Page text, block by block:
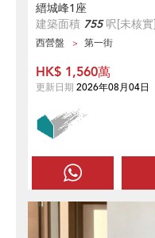
縉城峰1座
建築面積 755呎[未核實]
西營盤 第一街
HK$ 1,560萬
更新日期 2026年08月04日